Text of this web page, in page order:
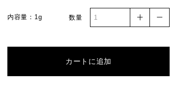
内容量：1g 数量
カートに追加